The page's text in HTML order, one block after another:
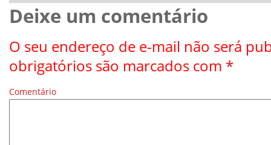
Deixe um comentário
O seu endereço de e-mail não será
obrigatórios são marcados com *
Comentário